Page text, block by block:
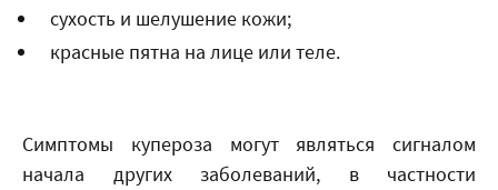
сухость и шелушение кожи;
красные пятна на лице или теле.
Симптомы купероза могут являться сигналом
начала других заболеваний, в частности